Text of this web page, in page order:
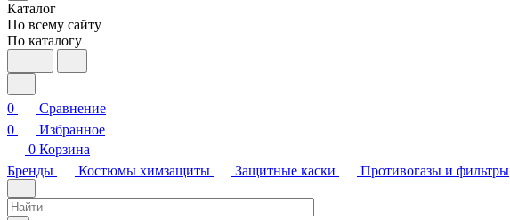
Каталог
По всему сайту
По каталогу
0
Сравнение
0
Избранное
0 Корзина
Бренды
Костюмы химзащиты Защитные каски Противогазы и фильтры